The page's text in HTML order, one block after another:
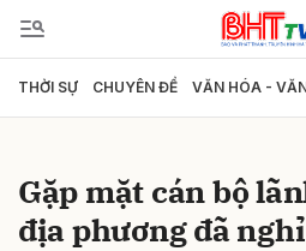
THỜI SỰ CHUYÊN ĐỀ VĂN HÓA -
Gặp mặt cán bộ
địa phương đã
Gửi bình luận